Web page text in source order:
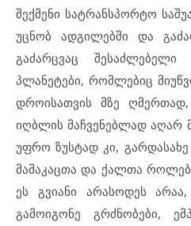
შექმენი სატრანსპორტო
უცნობ ადგილებში და
გაძარცვაც
პლანეტები, რომლებიც
დროისათვის მზე
იღბლის მაჩვენებლად აღარ
უფრო ზუსტად კი,
მამაკაცთა და ქალთა
ეს გვიანი არასოდეს
გამოიგონე გრძნობები,